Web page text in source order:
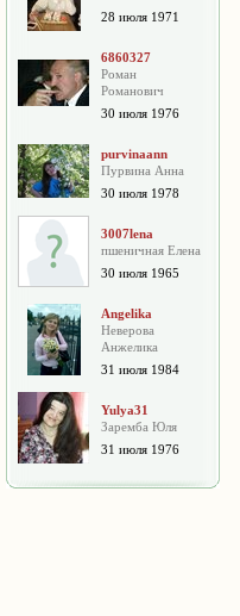
28 июля 1971
6860327
Роман
Романович
30 июля 1976
purvinaann
Пурвина Анна
30 июля 1978
3007lena
пшеничная Елена
30 июля 1965
Angelika
Неверова
Анжелика
31 июля 1984
Yulya31
Заремба Юля
31 июля 1976